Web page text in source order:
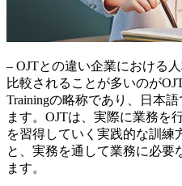
– OJTとの違い企業における
比較されることが多いのが
Trainingの略称であり、日本
ます。OJTは、 実際に業務を
を習得していく実践的な訓練
と、実務を通して業務に必要
ます。